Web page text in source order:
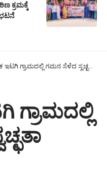
ಕ್ರಮಕ್ಕೆ
ಗ್ರಾಮದಲ್ಲಿ ಗಮನ ಸೆಳೆದ ಸ್ವಚ್ಛತಾ ಅಭಿಯಾನ
ಗ್ರಾಮದಲ್ಲಿ